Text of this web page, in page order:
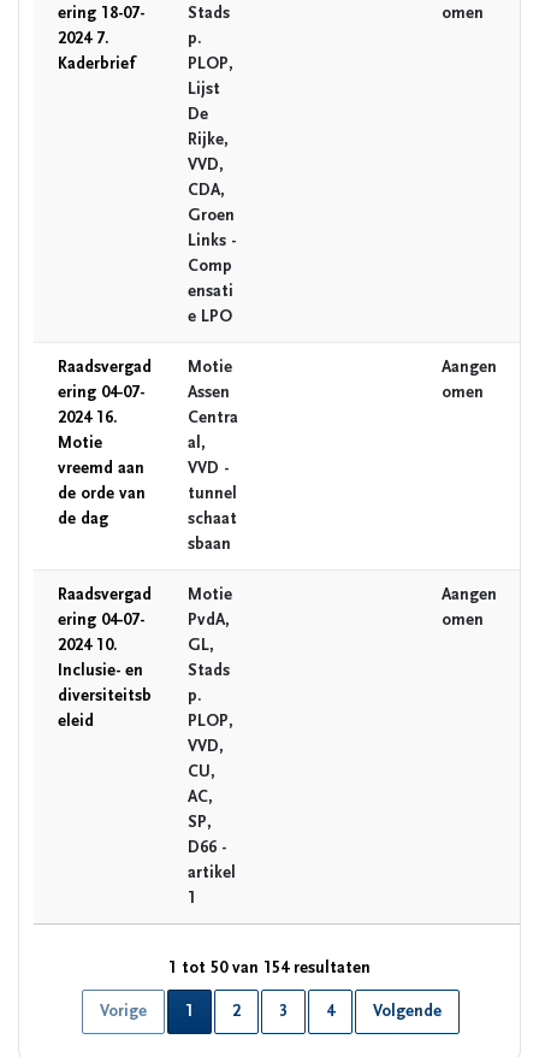
ering 18-07-
2024 7.
Kaderbrief
Stads
p.
PLOP,
Lijst
De
Rijke,
VVD,
CDA,
Groen
Links -
Comp
ensati
e LPO
omen
Raadsvergad
ering 04-07-
2024 16.
Motie
vreemd aan
de orde van
de dag
Motie
Assen
Centra
al,
VVD -
tunnel
schaat
sbaan
Aangen
omen
Raadsvergad
ering 04-07-
2024 10.
Inclusie- en
diversiteitsb
eleid
Motie
PvdA,
GL,
Stads
p.
PLOP,
VVD,
CU,
AC,
SP,
D66 -
artikel
1
Aangen
omen
1 tot 50 van 154 resultaten
Vorige 1 Huidige pagina
2 3 4 Volgende